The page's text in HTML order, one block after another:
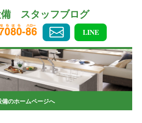
備 スタッフブログ
LINE
のホームページへ